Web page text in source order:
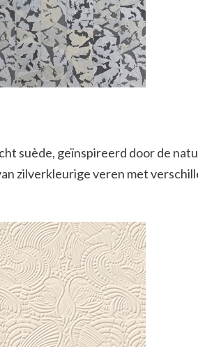
suède, geïnspireerd door de
zilverkleurige veren met